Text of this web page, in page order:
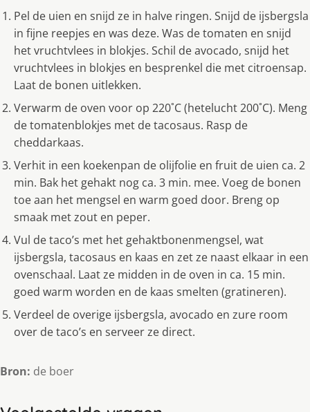
Pel de uien en snijd ze in halve ringen. Snijd de ijsbergsla
in fijne reepjes en was deze. Was de tomaten en snijd
het vruchtvlees in blokjes. Schil de avocado, snijd het
vruchtvlees in blokjes en besprenkel die met citroensap.
Laat de bonen uitlekken.
Verwarm de oven voor op 220˚C (hetelucht 200˚C). Meng
de tomatenblokjes met de tacosaus. Rasp de
cheddarkaas.
Verhit in een koekenpan de olijfolie en fruit de uien ca. 2
min. Bak het gehakt nog ca. 3 min. mee. Voeg de bonen
toe aan het mengsel en warm goed door. Breng op
smaak met zout en peper.
Vul de taco’s met het gehaktbonenmengsel, wat
ijsbergsla, tacosaus en kaas en zet ze naast elkaar in een
ovenschaal. Laat ze midden in de oven in ca. 15 min.
goed warm worden en de kaas smelten (gratineren).
Verdeel de overige ijsbergsla, avocado en zure room
over de taco’s en serveer ze direct.
Bron: de boer